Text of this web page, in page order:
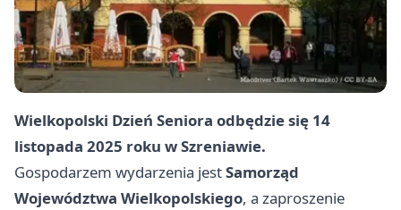
Wielkopolski Dzień Seniora odbędzie się 14
listopada 2025 roku w Szreniawie.
Gospodarzem wydarzenia jestSamorząd
Województwa Wielkopolskiego, a zaproszenie